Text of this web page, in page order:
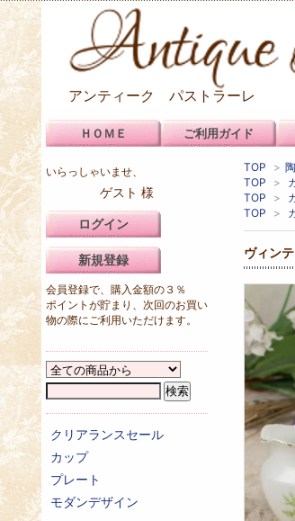
アンティーク パストラーレ
ＨＯＭＥ ご利用ガイド
TOP >
TOP
>
TOP
>
TOP
>
ヴィン
いらっしゃいませ、
ゲスト 様
ログイン
新規登録
会員登録で、購入金額の３％
ポイントが貯まり、次回のお買い
物の際にご利用いただけます。
クリアランスセール
カップ
プレート
モダンデザイン